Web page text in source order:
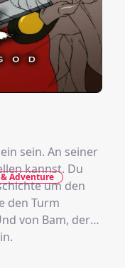
sein. An seiner
kannst. Du
um den
den Turm
von Bam, der
Adventure